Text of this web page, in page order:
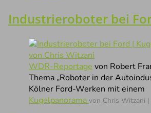
Industrieroboter bei
WDR-Reportage von Robert
Thema „Roboter in der
Kölner Ford-Werken mit einem
Kugelpanorama von Chris Witzani